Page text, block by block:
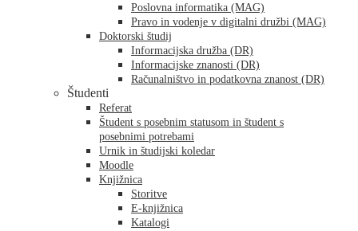
Poslovna informatika (MAG)
Pravo in vodenje v digitalni družbi (MAG)
Doktorski študij
Informacijska družba (DR)
Informacijske znanosti (DR)
Računalništvo in podatkovna znanost (DR)
Študenti
Referat
Študent s posebnim statusom in študent s
posebnimi potrebami
Urnik in študijski koledar
Moodle
Knjižnica
Storitve
E-knjižnica
Katalogi